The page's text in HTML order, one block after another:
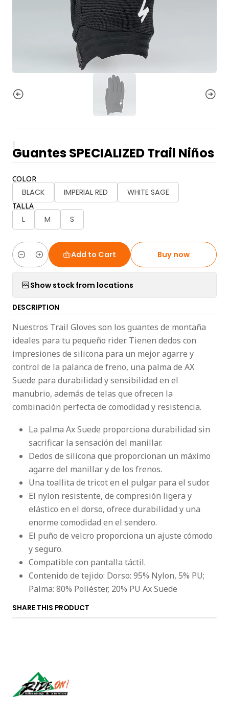
|
Guantes SPECIALIZED Trail Niños
COLOR
BLACK IMPERIAL RED WHITE SAGE
TALLA
L M S
Quantity
Add to Cart Buy now
Show stock from locations
DESCRIPTION
Nuestros Trail Gloves son los guantes de montaña
ideales para tu pequeño rider. Tienen dedos con
impresiones de silicona para un mejor agarre y
control de la palanca de freno, una palma de AX
Suede para durabilidad y sensibilidad en el
manubrio, además de telas que ofrecen la
combinación perfecta de comodidad y resistencia.
La palma Ax Suede proporciona durabilidad sin
sacrificar la sensación del manillar.
Dedos de silicona que proporcionan un máximo
agarre del manillar y de los frenos.
Una toallita de tricot en el pulgar para el sudor.
El nylon resistente, de compresión ligera y
elástico en el dorso, ofrece durabilidad y una
enorme comodidad en el sendero.
El puño de velcro proporciona un ajuste cómodo
y seguro.
Compatible con pantalla táctil.
Contenido de tejido: Dorso: 95% Nylon, 5% PU;
Palma: 80% Poliéster, 20% PU Ax Suede
SHARE THIS PRODUCT